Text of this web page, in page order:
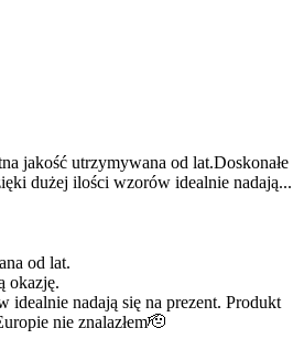
jakość utrzymywana od lat.Doskonałe
dużej ilości wzorów idealnie nadają...
od lat.
okazję.
nadają się na prezent. Produkt
nie znalazłem🫡